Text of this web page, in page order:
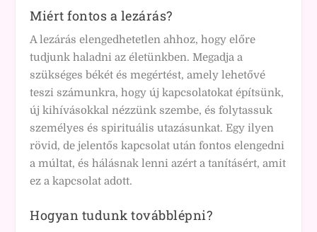
Miért fontos a lezárás?
A lezárás elengedhetetlen ahhoz, hogy előre
tudjunk haladni az életünkben. Megadja a
szükséges békét és megértést, amely lehetővé
teszi számunkra, hogy új kapcsolatokat építsünk,
új kihívásokkal nézzünk szembe, és folytassuk
személyes és spirituális utazásunkat. Egy ilyen
rövid, de jelentős kapcsolat után fontos elengedni
a múltat, és hálásnak lenni azért a tanításért, amit
ez a kapcsolat adott.
Hogyan tudunk továbblépni?